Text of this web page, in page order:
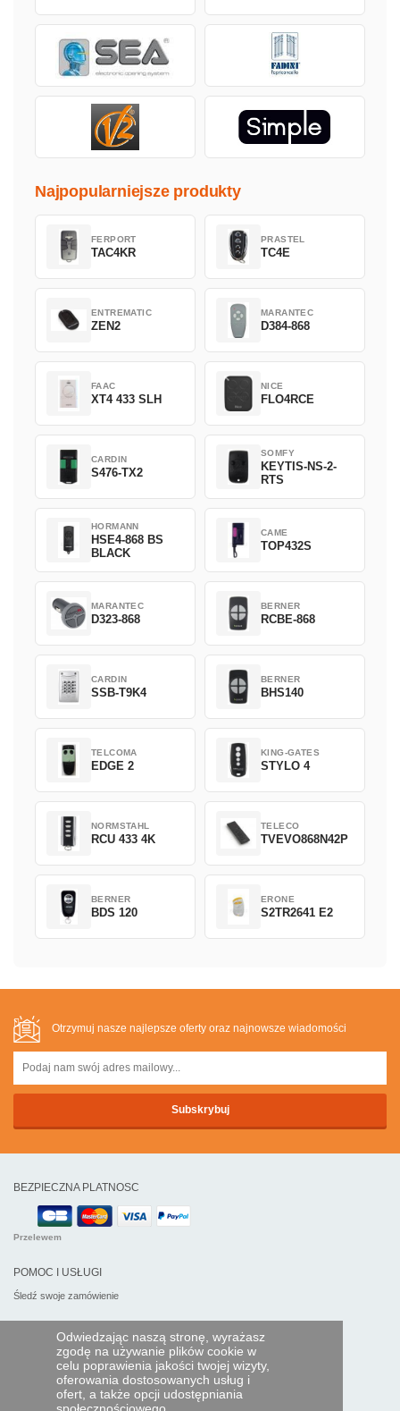
Odwiedzając naszą stronę, wyrażasz
zgodę na używanie plików cookie w
celu poprawienia jakości twojej wizyty,
oferowania dostosowanych usług i
ofert, a także opcji udostępniania
Najpopularniejsze produkty
FERPORT
TAC4KR
PRASTEL
TC4E
ENTREMATIC
ZEN2
MARANTEC
D384-868
FAAC
XT4 433 SLH
NICE
FLO4RCE
CARDIN
S476-TX2
SOMFY
KEYTIS-NS-2-
RTS
HORMANN
HSE4-868 BS
BLACK
CAME
TOP432S
MARANTEC
D323-868
BERNER
RCBE-868
CARDIN
SSB-T9K4
BERNER
BHS140
TELCOMA
EDGE 2
KING-GATES
STYLO 4
NORMSTAHL
RCU 433 4K
TELECO
TVEVO868N42P
BERNER
BDS 120
ERONE
S2TR2641 E2
Otrzymuj nasze najlepsze oferty oraz najnowsze wiadomości
BEZPIECZNA PLATNOSC
Przelewem
POMOC I USŁUGI
Śledź swoje zamówienie
PILOTY EXPRESS
Kim jesteśmy?
Informacje prawne
Dane osobowe
Moja strefa dla firm